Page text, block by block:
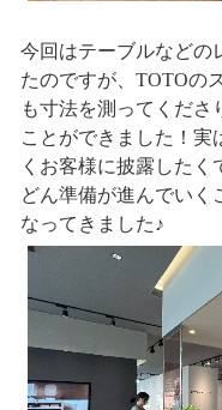
今回はテーブルなどの
たのですが、TOTOの
も寸法を測ってくださ
ことができました！実
くお客様に披露した
どん準備が進んでいく
なってきました♪